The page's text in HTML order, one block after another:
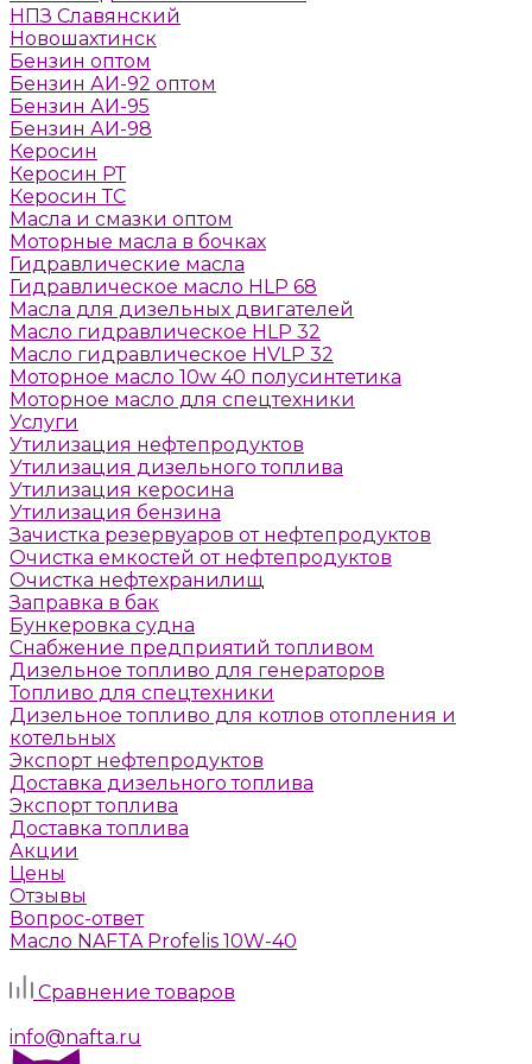
НПЗ Славянский
Новошахтинск
Бензин оптом
Бензин АИ-92 оптом
Бензин АИ-95
Бензин АИ-98
Керосин
Керосин РТ
Керосин ТС
Масла и смазки оптом
Моторные масла в бочках
Гидравлические масла
Гидравлическое масло HLP 68
Масла для дизельных двигателей
Масло гидравлическое HLP 32
Масло гидравлическое HVLP 32
Моторное масло 10w 40 полусинтетика
Моторное масло для спецтехники
Услуги
Утилизация нефтепродуктов
Утилизация дизельного топлива
Утилизация керосина
Утилизация бензина
Зачистка резервуаров от нефтепродуктов
Очистка емкостей от нефтепродуктов
Очистка нефтехранилищ
Заправка в бак
Бункеровка судна
Снабжение предприятий топливом
Дизельное топливо для генераторов
Топливо для спецтехники
Дизельное топливо для котлов отопления и
котельных
Экспорт нефтепродуктов
Доставка дизельного топлива
Экспорт топлива
Доставка топлива
Акции
Цены
Отзывы
Вопрос-ответ
Масло NAFTA Profelis 10W-40
Сравнение товаров
info@nafta.ru